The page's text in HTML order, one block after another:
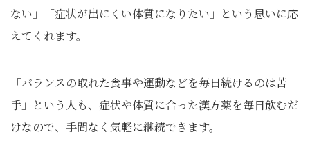
ない」「症状が出にくい体質になりたい」という思いに応
えてくれます。
「バランスの取れた食事や運動などを毎日続けるのは苦
手」という人も、症状や体質に合った漢方薬を毎日飲むだ
けなので、手間なく気軽に継続できます。